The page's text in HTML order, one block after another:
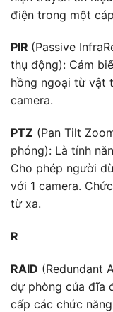
điện trong một
PIR (Passive
thụ động): Cảm
hồng ngoại từ vật
camera.
PTZ (Pan Tilt
phóng): Là tính
Cho phép người
với 1 camera.
từ xa.
R
RAID (Redundant
dự phòng của đĩa
cấp các chức